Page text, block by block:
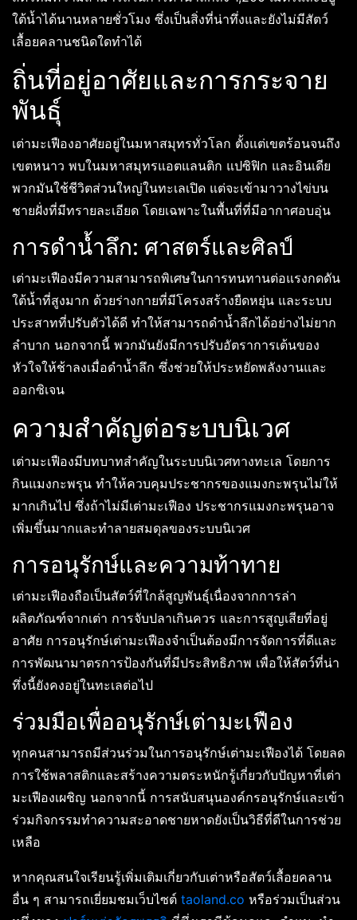
ใต้น้ำได้นานหลายชั่วโมง ซึ่งเป็นสิ่งที่น่าทึ่งและยังไม่มีสัตว์
เลื้อยคลานชนิดใดทำได้
ถิ่นที่อยู่อาศัยและการกระจาย
พันธุ์
เต่ามะเฟืองอาศัยอยู่ในมหาสมุทรทั่วโลก ตั้งแต่เขตร้อนจนถึง
เขตหนาว พบในมหาสมุทรแอตแลนติก แปซิฟิก และอินเดีย
พวกมันใช้ชีวิตส่วนใหญ่ในทะเลเปิด แต่จะเข้ามาวางไข่บน
ชายฝั่งที่มีทรายละเอียด โดยเฉพาะในพื้นที่ที่มีอากาศอบอุ่น
การดำน้ำลึก: ศาสตร์และศิลป์
เต่ามะเฟืองมีความสามารถพิเศษในการทนทานต่อแรงกดดัน
ใต้น้ำที่สูงมาก ด้วยร่างกายที่มีโครงสร้างยืดหยุ่น และระบบ
ประสาทที่ปรับตัวได้ดี ทำให้สามารถดำน้ำลึกได้อย่างไม่ยาก
ลำบาก นอกจากนี้ พวกมันยังมีการปรับอัตราการเต้นของ
หัวใจให้ช้าลงเมื่อดำน้ำลึก ซึ่งช่วยให้ประหยัดพลังงานและ
ออกซิเจน
ความสำคัญต่อระบบนิเวศ
เต่ามะเฟืองมีบทบาทสำคัญในระบบนิเวศทางทะเล โดยการ
กินแมงกะพรุน ทำให้ควบคุมประชากรของแมงกะพรุนไม่ให้
มากเกินไป ซึ่งถ้าไม่มีเต่ามะเฟือง ประชากรแมงกะพรุนอาจ
เพิ่มขึ้นมากและทำลายสมดุลของระบบนิเวศ
การอนุรักษ์และความท้าทาย
เต่ามะเฟืองถือเป็นสัตว์ที่ใกล้สูญพันธุ์เนื่องจากการล่า
ผลิตภัณฑ์จากเต่า การจับปลาเกินควร และการสูญเสียที่อยู่
อาศัย การอนุรักษ์เต่ามะเฟืองจำเป็นต้องมีการจัดการที่ดีและ
การพัฒนามาตรการป้องกันที่มีประสิทธิภาพ เพื่อให้สัตว์ที่น่า
ทึ่งนี้ยังคงอยู่ในทะเลต่อไป
ร่วมมือเพื่ออนุรักษ์เต่ามะเฟือง
ทุกคนสามารถมีส่วนร่วมในการอนุรักษ์เต่ามะเฟืองได้ โดยลด
การใช้พลาสติกและสร้างความตระหนักรู้เกี่ยวกับปัญหาที่เต่า
มะเฟืองเผชิญ นอกจากนี้ การสนับสนุนองค์กรอนุรักษ์และเข้า
ร่วมกิจกรรมทำความสะอาดชายหาดยังเป็นวิธีที่ดีในการช่วย
เหลือ
หากคุณสนใจเรียนรู้เพิ่มเติมเกี่ยวกับเต่าหรือสัตว์เลื้อยคลาน
อื่น ๆ สามารถเยี่ยมชมเว็บไซต์ taoland.co หรือร่วมเป็นส่วน